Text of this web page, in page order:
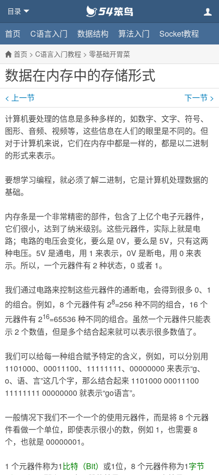
首页 C语言入门 数据结构 算法入门 Socket教程
目录
首页 > C语言入门教程 > 零基础开胃菜
数据在内存中的存储形式
< 上一节
下一节 >
计算机要处理的信息是多种多样的，如数字、文字、符号、
图形、音频、视频等，这些信息在人们的眼里是不同的。但
对于计算机来说，它们在内存中都是一样的，都是以二进制
的形式来表示。
要想学习编程，就必须了解二进制，它是计算机处理数据的
基础。
内存条是一个非常精密的部件，包含了上亿个电子元器件，
它们很小，达到了纳米级别。这些元器件，实际上就是电
路；电路的电压会变化，要么是 0V，要么是 5V，只有这两
种电压。5V 是通电，用 1 来表示，0V 是断电，用 0 来表
示。所以，一个元器件有 2 种状态，0 或者 1。
我们通过电路来控制这些元器件的通断电，会得到很多 0、1
的组合。例如，8 个元器件有 28=256 种不同的组合，16 个
元器件有 216=65536 种不同的组合。虽然一个元器件只能表
示 2 个数值，但是多个结合起来就可以表示很多数值了。
我们可以给每一种组合赋予特定的含义，例如，可以分别用
1101000、00011100、11111111、00000000 来表示“g、
o、语、言”这几个字，那么结合起来 1101000 00011100
11111111 00000000 就表示“go语言”。
一般情况下我们不一个一个的使用元器件，而是将 8 个元器
件看做一个单位，即使表示很小的数，例如 1，也需要 8
个，也就是 00000001。
1 个元器件称为1 比特（Bit） 或1位，8 个元器件称为1字节